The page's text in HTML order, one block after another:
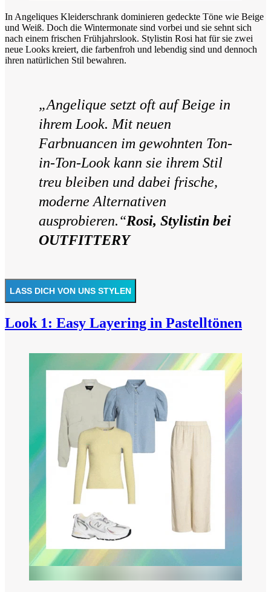
In Angeliques Kleiderschrank dominieren gedeckte Töne wie Beige
und Weiß. Doch die Wintermonate sind vorbei und sie sehnt sich
nach einem frischen Frühjahrslook. Stylistin Rosi hat für sie zwei
neue Looks kreiert, die farbenfroh und lebendig sind und dennoch
ihren natürlichen Stil bewahren.
„Angelique setzt oft auf Beige in
ihrem Look. Mit neuen
Farbnuancen im gewohnten Ton-
in-Ton-Look kann sie ihrem Stil
treu bleiben und dabei frische,
moderne Alternativen
ausprobieren.“Rosi, Stylistin bei
OUTFITTERY
LASS DICH VON UNS STYLEN
Look 1: Easy Layering in Pastelltönen